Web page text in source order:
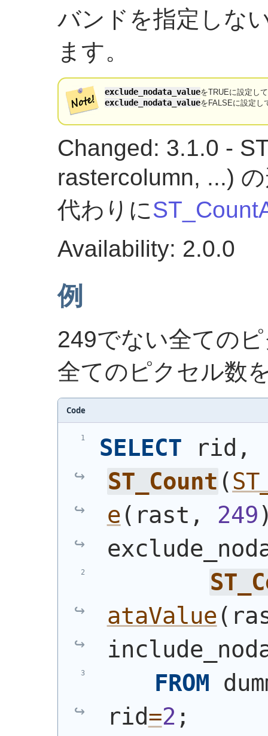
バンドを指定しな
ます。
exclude_nodata_valueをTRUEに設定し
exclude_nodata_valueをFALSEに設定し
Changed: 3.1.0 -
rastercolumn, ...)
代わりに
Availability: 2.0.0
例
249でない全ての
全てのピクセル数
Code
SELECT
ST_Count (
e ( rast, 249
ataValue (
FROM
rid=2 ;